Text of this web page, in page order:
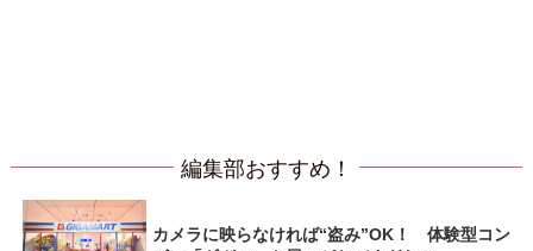
編集部おすすめ！
カメラに映らなければ“盗み”OK！ 体験型コン